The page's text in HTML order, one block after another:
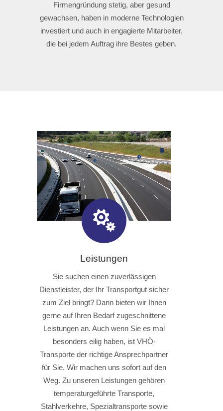
Firmengründung stetig, aber gesund
gewachsen, haben in moderne Technologien
investiert und auch in engagierte Mitarbeiter,
die bei jedem Auftrag ihre Bestes geben.
Leistungen
Sie suchen einen zuverlässigen
Dienstleister, der Ihr Transportgut sicher
zum Ziel bringt? Dann bieten wir Ihnen
gerne auf Ihren Bedarf zugeschnittene
Leistungen an. Auch wenn Sie es mal
besonders eilig haben, ist VHÖ-
Transporte der richtige Ansprechpartner
für Sie. Wir machen uns sofort auf den
Weg. Zu unseren Leistungen gehören
temperaturgeführte Transporte,
Stahlverkehre, Spezialtransporte sowie